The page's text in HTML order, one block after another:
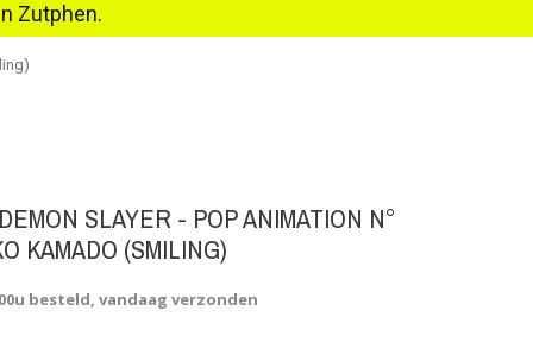
Zutphen.
SLAYER - POP ANIMATION N°
KAMADO (SMILING)
besteld, vandaag verzonden